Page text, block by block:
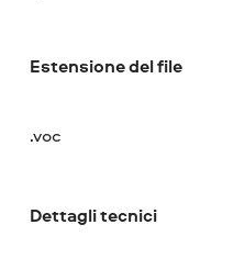
Estensione del file
.voc
Dettagli tecnici